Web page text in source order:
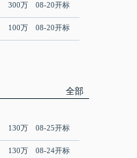
300万 08-20开标
100万 08-20开标
全部
130万 08-25开标
130万 08-24开标